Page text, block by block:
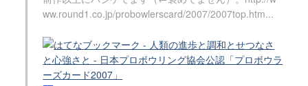
ww.round1.co.jp/probowlerscard/2007/2007top.htm...